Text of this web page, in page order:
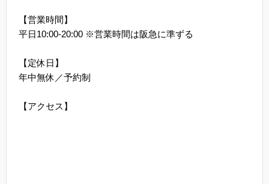
【営業時間】
平日10:00-20:00 ※営業時間は阪急に準ずる
【定休日】
年中無休／予約制
【アクセス】